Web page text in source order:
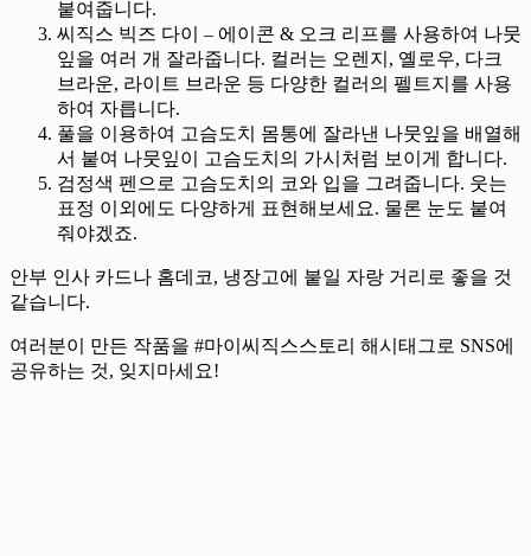
붙여줍니다.
씨직스 빅즈 다이 – 에이콘 & 오크 리프를 사용하여 나뭇
잎을 여러 개 잘라줍니다. 컬러는 오렌지, 옐로우, 다크
브라운, 라이트 브라운 등 다양한 컬러의 펠트지를 사용
하여 자릅니다.
풀을 이용하여 고슴도치 몸통에 잘라낸 나뭇잎을 배열해
서 붙여 나뭇잎이 고슴도치의 가시처럼 보이게 합니다.
검정색 펜으로 고슴도치의 코와 입을 그려줍니다. 웃는
표정 이외에도 다양하게 표현해보세요. 물론 눈도 붙여
줘야겠죠.
안부 인사 카드나 홈데코, 냉장고에 붙일 자랑 거리로 좋을 것
같습니다.
여러분이 만든 작품을 #마이씨직스스토리 해시태그로 SNS에
공유하는 것, 잊지마세요!